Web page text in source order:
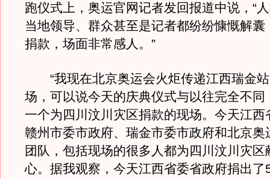
跑仪式上，奥运官网记者发回报道中说，“
当地领导、群众甚至是记者都纷纷慷慨解囊
捐款，场面非常感人。”
“我现在北京奥运会火炬传递江西瑞金站
场，可以说今天的庆典仪式与以往完全不同
一个为四川汶川灾区捐款的现场。今天江西
赣州市委市政府、瑞金市委市政府和北京奥
团队，包括现场的很多人都为四川汶川灾区
心。据我观察，今天江西省委省政府捐出了